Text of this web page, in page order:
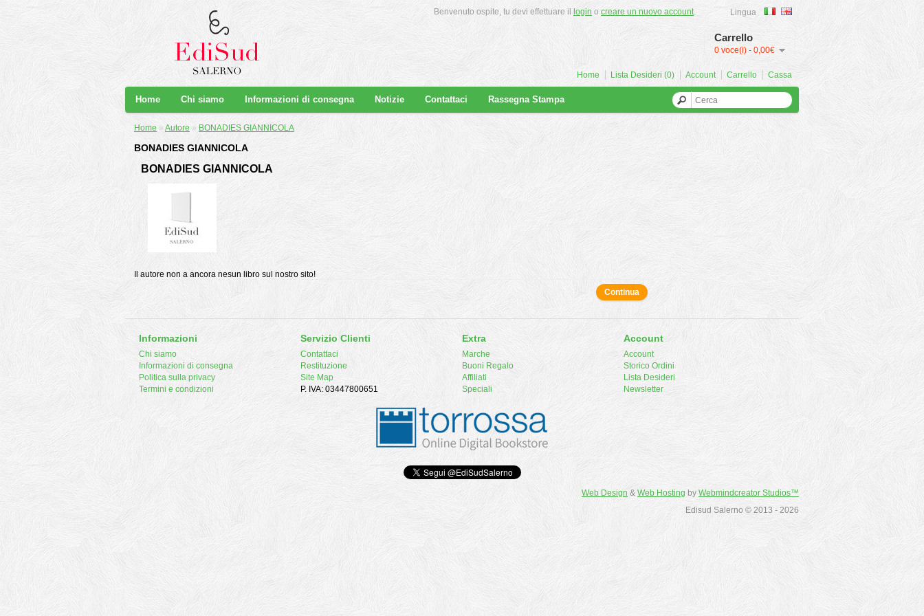
Lingua
Carrello
0 voce(i) - 0,00€
Benvenuto ospite, tu devi effettuare il login o creare un nuovo account.
Home Lista Desideri (0) Account Carrello Cassa
Home Chi siamo Informazioni di consegna Notizie Contattaci Rassegna Stampa
Home » Autore » BONADIES GIANNICOLA
BONADIES GIANNICOLA
BONADIES GIANNICOLA
Il autore non a ancora nesun libro sul nostro sito!
Continua
Informazioni
Chi siamo
Informazioni di consegna
Politica sulla privacy
Termini e condizioni
Servizio Clienti
Contattaci
Restituzione
Site Map
P. IVA: 03447800651
Extra
Marche
Buoni Regalo
Affiliati
Speciali
Account
Account
Storico Ordini
Lista Desideri
Newsletter
Web Design & Web Hosting by Webmindcreator Studios™
Edisud Salerno © 2013 - 2026